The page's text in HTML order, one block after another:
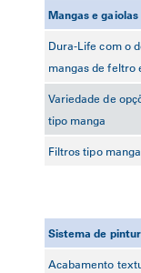
Mangas e gaiolas
Dura-Life com o
mangas de feltro
Variedade de
tipo manga
Filtros tipo
Sistema de
Acabamento